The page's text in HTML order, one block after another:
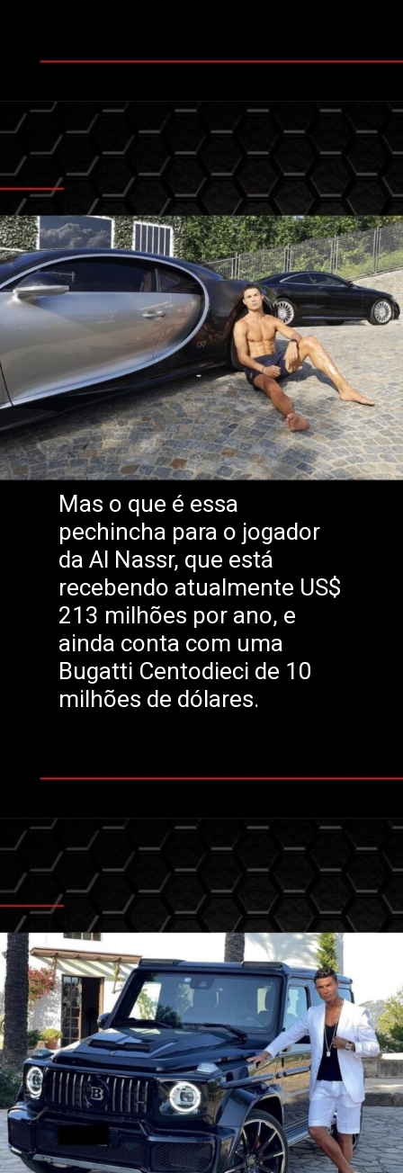
Mas o que é essa
pechincha para o jogador
da Al Nassr, que está
recebendo atualmente US$
213 milhões por ano, e
ainda conta com uma
Bugatti Centodieci de 10
milhões de dólares.